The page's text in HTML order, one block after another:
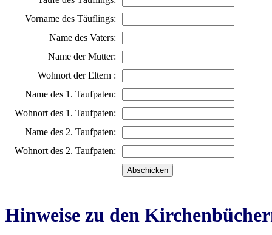
Vorname des Täuflings:
Name des Vaters:
Name der Mutter:
Wohnort der Eltern :
Name des 1. Taufpaten:
Wohnort des 1. Taufpaten:
Name des 2. Taufpaten:
Wohnort des 2. Taufpaten:
Hinweise zu den